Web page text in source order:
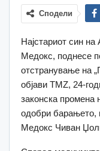
Сподели
Најстариот син
Медокс, поднесе
отстранување на
објави TMZ, 24-
законска промена
одобри барањето,
Медокс Чиван